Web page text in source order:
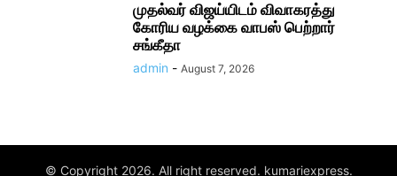
முதல்வர் விஜய்யிடம் விவாகரத்து
கோரிய வழக்கை வாபஸ் பெற்றார்
சங்கீதா
admin - August 7, 2026
© Copyright 2026. All right reserved. kumariexpress.